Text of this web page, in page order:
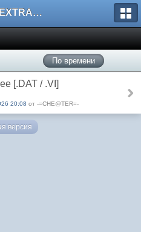
Форум EXTRACTOR.ru
По времени
[.DAT / .VI]
20:08 от -=CHE@TER=-
версия